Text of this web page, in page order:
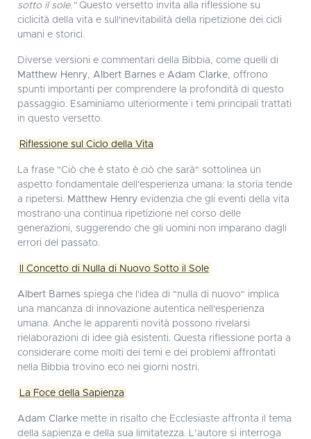
sotto il sole."Questo versetto invita alla riflessione su
ciclicità della vita e sull'inevitabilità della ripetizione dei cicli
umani e storici.
Diverse versioni e commentari della Bibbia, come quelli di
Matthew Henry, Albert Barnes e Adam Clarke, offrono
spunti importanti per comprendere la profondità di questo
passaggio. Esaminiamo ulteriormente i temi principali trattati
in questo versetto.
Riflessione sul Ciclo della Vita
La frase "Ciò che è stato è ciò che sarà" sottolinea un
aspetto fondamentale dell'esperienza umana: la storia tende
a ripetersi. Matthew Henry evidenzia che gli eventi della vita
mostrano una continua ripetizione nel corso delle
generazioni, suggerendo che gli uomini non imparano dagli
errori del passato.
Il Concetto di Nulla di Nuovo Sotto il Sole
Albert Barnes spiega che l'idea di "nulla di nuovo" implica
una mancanza di innovazione autentica nell'esperienza
umana. Anche le apparenti novità possono rivelarsi
rielaborazioni di idee già esistenti. Questa riflessione porta a
considerare come molti dei temi e dei problemi affrontati
nella Bibbia trovino eco nei giorni nostri.
La Foce della Sapienza
Adam Clarke mette in risalto che Ecclesiaste affronta il tema
della sapienza e della sua limitatezza. L’autore si interroga